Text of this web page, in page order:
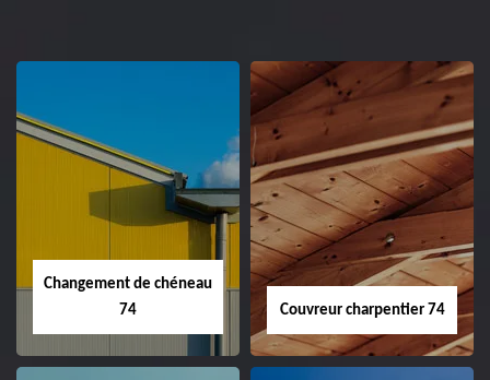
Changement de chéneau
74
Couvreur charpentier 74